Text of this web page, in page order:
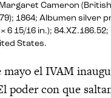
Cameron
1864; Albumen silver
6 15/16 in.); 84.XZ.186.52;
States.
mayo el IVAM
poder con que